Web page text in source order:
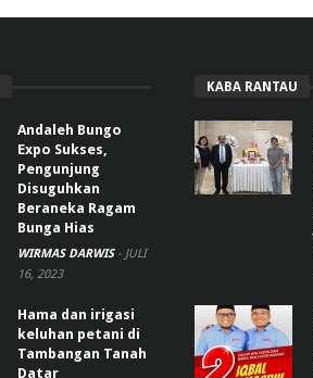
Andaleh Bungo
Expo Sukses,
Pengunjung
Disuguhkan
Beraneka Ragam
Bunga Hias
WIRMAS DARWIS - JULI
16, 2023
Hama dan irigasi
keluhan petani di
Tambangan Tanah
Datar
KABA RANTAU